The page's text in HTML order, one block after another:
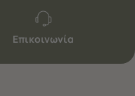
Επικοινωνία